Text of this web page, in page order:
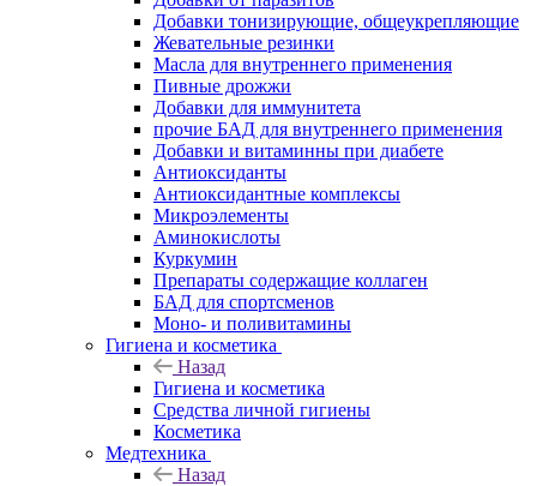
Добавки тонизирующие, общеукрепляющие
Жевательные резинки
Масла для внутреннего применения
Пивные дрожжи
Добавки для иммунитета
прочие БАД для внутреннего применения
Добавки и витаминны при диабете
Антиоксиданты
Антиоксидантные комплексы
Микроэлементы
Аминокислоты
Куркумин
Препараты содержащие коллаген
БАД для спортсменов
Моно- и поливитамины
Гигиена и косметика
Назад
Гигиена и косметика
Средства личной гигиены
Косметика
Медтехника
Назад